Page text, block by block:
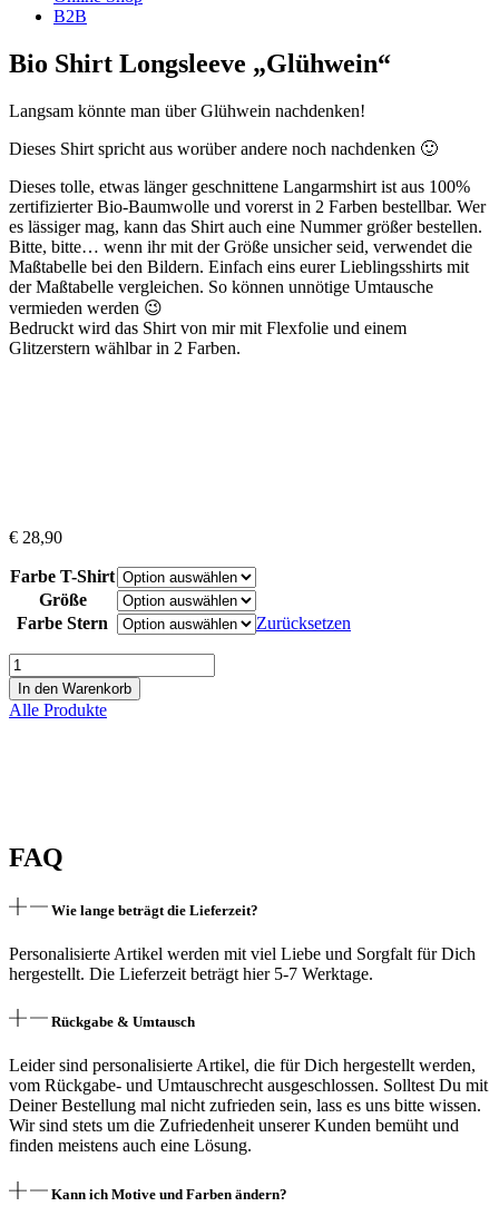
B2B
Bio Shirt Longsleeve „Glühwein“
Langsam könnte man über Glühwein nachdenken!
Dieses Shirt spricht aus worüber andere noch nachdenken 🙂
Dieses tolle, etwas länger geschnittene Langarmshirt ist aus 100%
zertifizierter Bio-Baumwolle und vorerst in 2 Farben bestellbar. Wer
es lässiger mag, kann das Shirt auch eine Nummer größer bestellen.
Bitte, bitte… wenn ihr mit der Größe unsicher seid, verwendet die
Maßtabelle bei den Bildern. Einfach eins eurer Lieblingsshirts mit
der Maßtabelle vergleichen. So können unnötige Umtausche
vermieden werden 😉
Bedruckt wird das Shirt von mir mit Flexfolie und einem
Glitzerstern wählbar in 2 Farben.
€ 28,90
Farbe T-Shirt
Größe
Farbe Stern
Zurücksetzen
Bio
Shirt
Longsleeve
"Glühwein"
In den Warenkorb
Alle Produkte
FAQ
Wie lange beträgt die Lieferzeit?
Personalisierte Artikel werden mit viel Liebe und Sorgfalt für Dich
hergestellt. Die Lieferzeit beträgt hier 5-7 Werktage.
Rückgabe & Umtausch
Leider sind personalisierte Artikel, die für Dich hergestellt werden,
vom Rückgabe- und Umtauschrecht ausgeschlossen. Solltest Du mit
Deiner Bestellung mal nicht zufrieden sein, lass es uns bitte wissen.
Wir sind stets um die Zufriedenheit unserer Kunden bemüht und
finden meistens auch eine Lösung.
Kann ich Motive und Farben ändern?